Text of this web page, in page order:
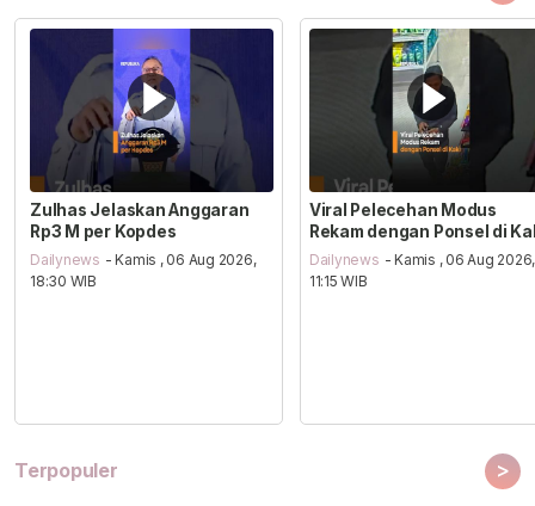
Zulhas Jelaskan Anggaran
Rp3 M per Kopdes
Dailynews - Kamis , 06 Aug 2026,
18:30 WIB
Viral Pelecehan Modus
Rekam dengan Ponsel di
Dailynews - Kamis , 06 Aug 2026,
11:15 WIB
Terpopuler >